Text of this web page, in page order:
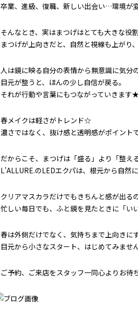
卒業、進級、復職、新しい出会い…環境が
そんなとき、実はまつげはとても大きな役
まつげが上向きだと、自然と視線も上が
人は鏡に映る自分の表情から無意識に気分
目元が整うと、ほんの少し自信が戻る。
それが行動や言葉にもつながっていきます
春メイクは軽さがトレンド☆
濃さではなく、抜け感と透明感がポイント
だからこそ、まつげは「盛る」より「整
L’ALLURE.のLEDエクパは、根元から自
クリアマスカラだけでもきちんと感が出る
忙しい毎日でも、ふと鏡を見たときに「
春は外側だけでなく、気持ちまで上向きに
目元から小さなスタート、はじめてみませ
ご予約、ご来店をスタッフ一同心よりお待